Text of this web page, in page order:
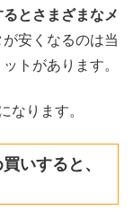
とさまざまなメ
安くなるのは当
トがあります。
なります。
いすると、